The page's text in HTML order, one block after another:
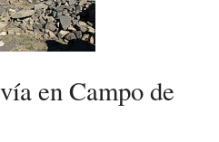
en Campo de